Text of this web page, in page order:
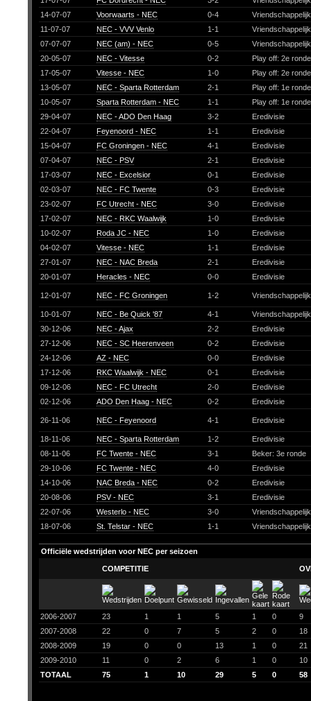
14-07-07
Voorwaarts - NEC 0-4
11-07-07
NEC - VVV Venlo 1-1
07-07-07
NEC (am) - NEC 0-5
20-05-07
NEC - Vitesse 0-2
Play off: 2e
17-05-07
Vitesse - NEC 1-0
Play off: 2e
13-05-07
NEC - Sparta Rotterdam 2-1
Play off: 1e
10-05-07
Sparta Rotterdam - NEC 1-1
Play off: 1e
29-04-07
NEC - ADO Den Haag 3-2
Eredivisie
22-04-07
Feyenoord - NEC 1-1
Eredivisie
15-04-07
FC Groningen - NEC 4-1
Eredivisie
07-04-07
NEC - PSV 2-1
Eredivisie
17-03-07
NEC - Excelsior 0-1
Eredivisie
02-03-07
NEC - FC Twente 0-3
Eredivisie
23-02-07
FC Utrecht - NEC 3-0
Eredivisie
17-02-07
NEC - RKC Waalwijk 1-0
Eredivisie
10-02-07
Roda JC - NEC 1-0
Eredivisie
04-02-07
Vitesse - NEC 1-1
Eredivisie
27-01-07
NEC - NAC Breda 2-1
Eredivisie
20-01-07
Heracles - NEC 0-0 Eredivisie
12-01-07 NEC - FC Groningen 1-2
10-01-07 NEC - Be Quick '87 4-1
30-12-06
NEC - Ajax 2-2
Eredivisie
27-12-06
NEC - SC Heerenveen 0-2
Eredivisie
24-12-06
AZ - NEC 0-0
Eredivisie
17-12-06
RKC Waalwijk - NEC 0-1
Eredivisie
09-12-06
NEC - FC Utrecht 2-0
Eredivisie
02-12-06
ADO Den Haag - NEC 0-2 Eredivisie
26-11-06 NEC - Feyenoord 4-1 Eredivisie
18-11-06 NEC - Sparta Rotterdam 1-2
Eredivisie
08-11-06
FC Twente - NEC 3-1
Beker: 3e ronde
29-10-06
FC Twente - NEC 4-0
Eredivisie
14-10-06
NAC Breda - NEC 0-2
Eredivisie
20-08-06
PSV - NEC 3-1
Eredivisie
22-07-06
Westerlo - NEC 3-0
18-07-06
St. Telstar - NEC 1-1
Officiële wedstrijden voor NEC per seizoen
COMPETITIE
2006-2007 23 1 1 5 1 0
9
2007-2008
22 0 7 5 2 0
18
2008-2009
19 0 0 13 1 0
21
2009-2010
11 0 2 6 1 0
10
TOTAAL
75 1 10 29 5 0 58